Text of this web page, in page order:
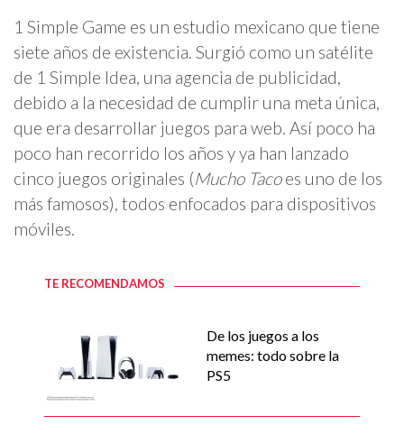
1 Simple Game es un estudio mexicano que tiene
siete años de existencia. Surgió como un satélite
de 1 Simple Idea, una agencia de publicidad,
debido a la necesidad de cumplir una meta única,
que era desarrollar juegos para web. Así poco ha
poco han recorrido los años y ya han lanzado
cinco juegos originales (Mucho Tacoes uno de los
más famosos), todos enfocados para dispositivos
móviles.
TE RECOMENDAMOS
De los juegos a los
memes: todo sobre la
PS5